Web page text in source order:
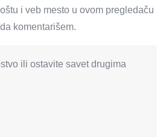
i veb mesto u ovom pregledaču
komentarišem.